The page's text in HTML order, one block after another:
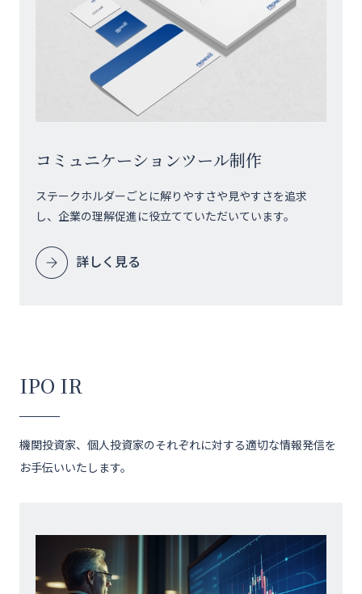
コミュニケーションツール制作
ステークホルダーごとに解りやすさや見やすさを追求
し、企業の理解促進に役立てていただいています。
詳しく見る
IPO IR
機関投資家、個人投資家のそれぞれに対する適切な情報発信を
お手伝いいたします。